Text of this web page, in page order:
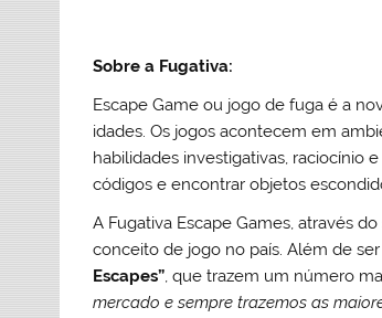
Sobre a Fugativa:
Escape Game ou jogo de fuga é a
idades. Os jogos acontecem em
habilidades investigativas, raciocínio
códigos e encontrar objetos
A Fugativa Escape Games, através
conceito de jogo no país. Além de
Escapes”, que trazem um número
mercado e sempre trazemos as